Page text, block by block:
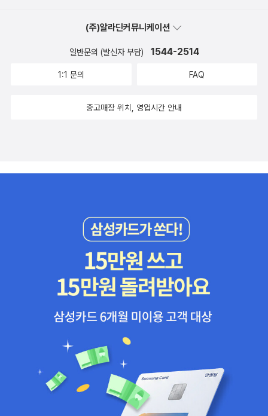
(주)알라딘커뮤니케이션
일반문의 (발신자 부담) 1544-2514
1:1 문의 FAQ
중고매장 위치, 영업시간 안내